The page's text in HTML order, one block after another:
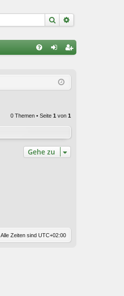
Suche
ist
0 Themen • Seite 1 von 1
Gehe zu
Alle Zeiten sind UTC+02:00